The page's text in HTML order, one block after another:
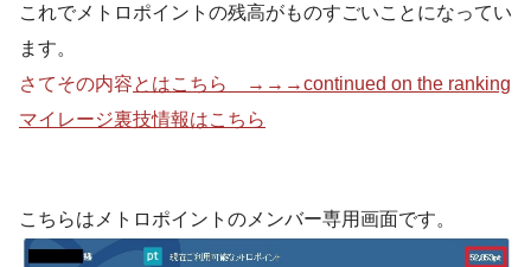
これでメトロポイントの残高がものすごいことになってい
ます。
さてその内容とはこちら →→→continued on the ranking
マイレージ裏技情報はこちら
こちらはメトロポイントのメンバー専用画面です。